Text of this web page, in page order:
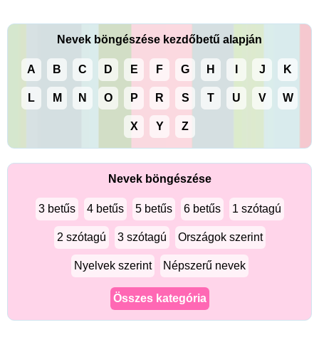
Nevek böngészése kezdőbetű alapján
A B C D E F G H J K
L M N O P R S T U V W
X Y Z
Nevek böngészése
3 betűs 4 betűs 5 betűs 6 betűs 1 szótagú
2 szótagú 3 szótagú Országok szerint
Nyelvek szerint Népszerű nevek
Összes kategória